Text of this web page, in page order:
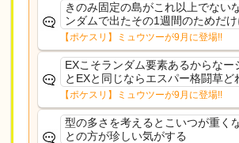
きのみ固定の島がこれ以上でない
ンダムで出たその1週間のためだけ
のタイプにリソース割くのなんだか
しい気がするわ出番がないってわ
ないから無駄ではないんだけど
【ポケスリ】ミュウツーが9月に登場!!
EXこそランダム要素あるからなー
とEXと同じならエスパー格闘草ど
前に来るか分からんから、積む必要
るミュウツーは使いにくくね？っ
た
【ポケスリ】ミュウツーが9月に登場!!
型の多さを考えるとこいつが重く
との方が珍しい気がする